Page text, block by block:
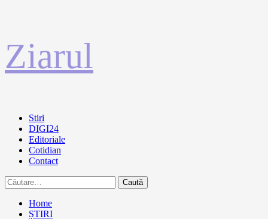
la
conținut
Ziarul
Primary
Menu
Stiri
DIGI24
Editoriale
Cotidian
Contact
Caută
după:
Home
ȘTIRI